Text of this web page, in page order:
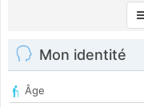
Mon identité
Âge